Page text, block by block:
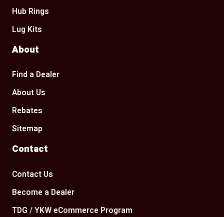
Hub Rings
Lug Kits
About
Find a Dealer
About Us
Rebates
Sitemap
Contact
Contact Us
Become a Dealer
TDG / YKW eCommerce Program